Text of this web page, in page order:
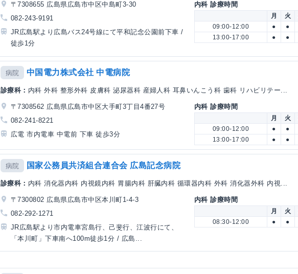
〒7308655 広島県広島市中区中島町3-30
082-243-9191
JR広島駅より広島バス24号線にて平和記念公園前下車 /
徒歩1分
内科 診療時間
月 火
09:00-12:00
● ●
13:00-17:00
● ●
病院 中国電力株式会社 中電病院
診療科： 内科 外科 整形外科 皮膚科 泌尿器科 産婦人科 耳鼻いんこう科 歯科 リハビリテー...
〒7308562 広島県広島市中区大手町3丁目4番27号
082-241-8221
広電 市内電車 中電前 下車 徒歩3分
内科 診療時間
月 火
09:00-12:00
● ●
13:00-17:00
● ●
病院 国家公務員共済組合連合会 広島記念病院
診療科： 内科 消化器内科 内視鏡内科 胃腸内科 肝臓内科 循環器内科 外科 消化器外科 内視...
〒7300802 広島県広島市中区本川町1-4-3
082-292-1271
JR広島駅より市内電車宮島行、己斐行、江波行にて、
「本川町」下車南へ100m徒歩1分 / 広島...
内科 診療時間
月 火
08:30-12:00
● ●